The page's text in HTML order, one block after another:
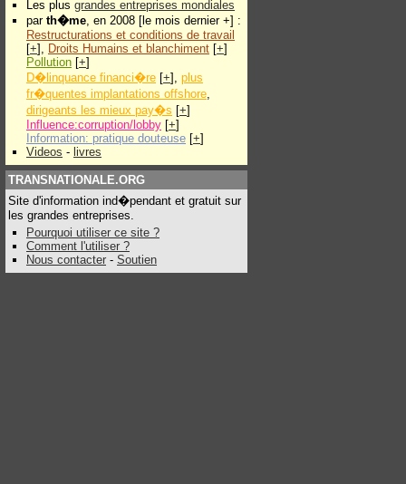
Les plus grandes entreprises mondiales
par th�me, en 2008 [le mois dernier +] :
Restructurations et conditions de travail
[+], Droits Humains et blanchiment [+]
Pollution [+]
D�linquance financi�re [+], plus
fr�quentes implantations offshore,
dirigeants les mieux pay�s [+]
Influence:corruption/lobby [+]
Information: pratique douteuse [+]
Videos - livres
TRANSNATIONALE.ORG
Site d'information ind�pendant et gratuit sur
les grandes entreprises.
Pourquoi utiliser ce site ?
Comment l'utiliser ?
Nous contacter - Soutien